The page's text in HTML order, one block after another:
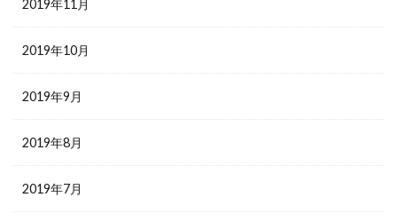
2019年11月
2019年10月
2019年9月
2019年8月
2019年7月